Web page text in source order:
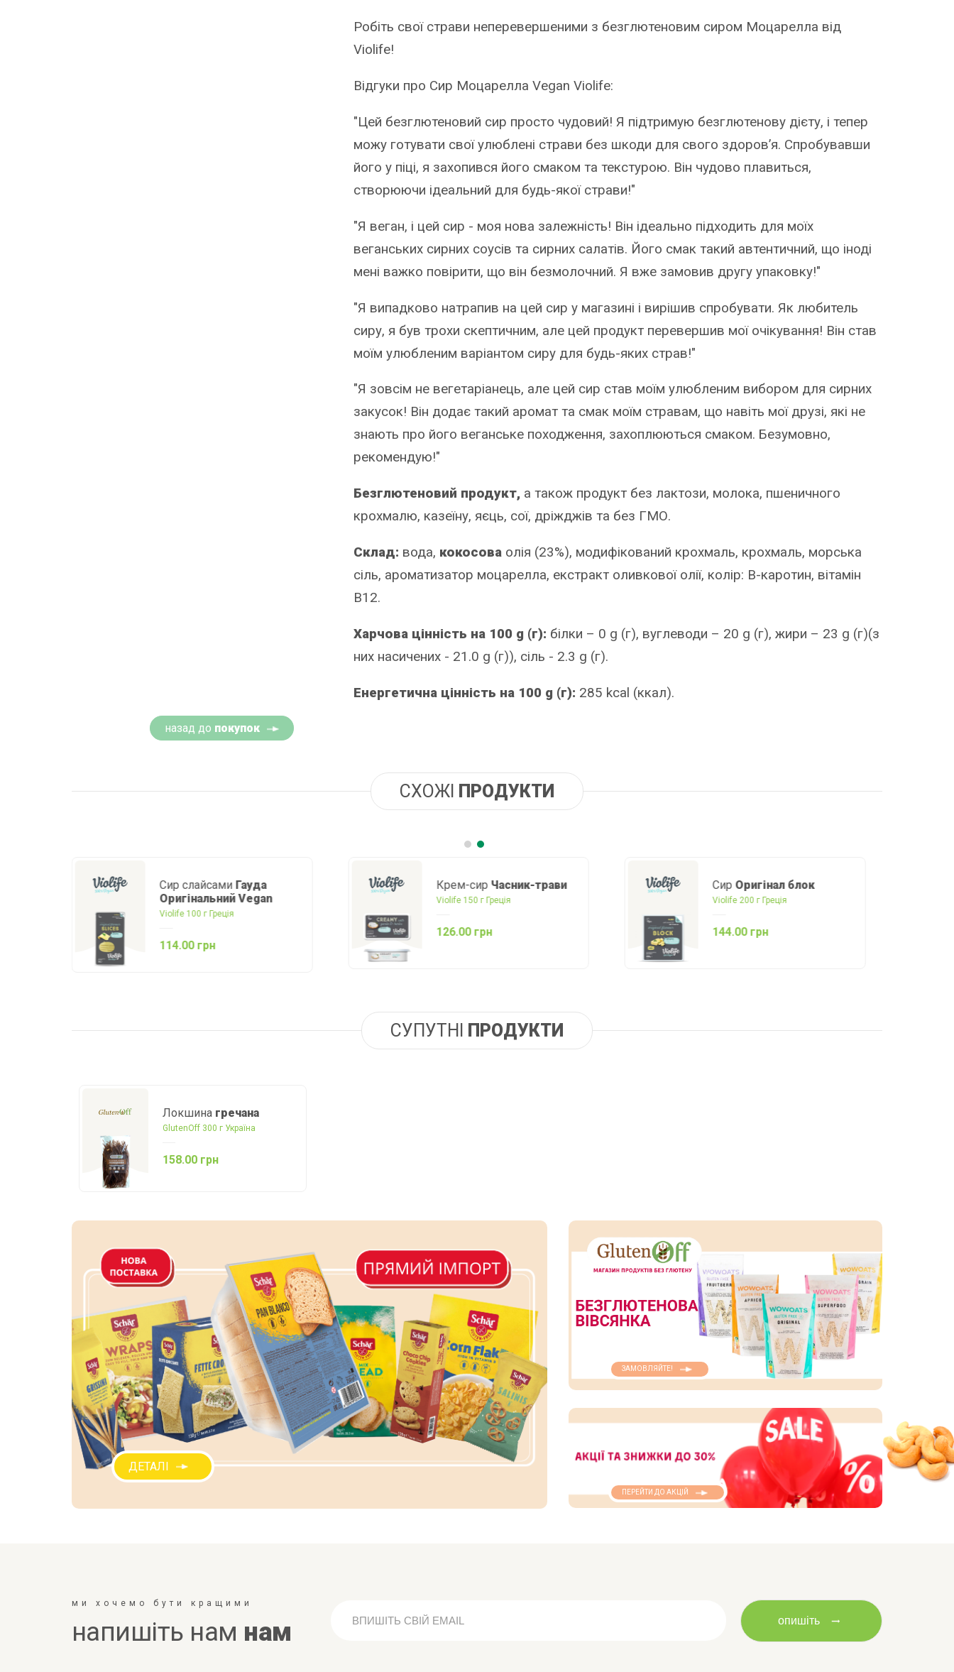
назад до покупок
Робіть свої страви неперевершеними з безглютеновим сиром Моцарелла від
Violife!
Відгуки про Сир Моцарелла Vegan Violife:
"Цей безглютеновий сир просто чудовий! Я підтримую безглютенову дієту, і тепер
можу готувати свої улюблені страви без шкоди для свого здоров’я. Спробувавши
його у піці, я захопився його смаком та текстурою. Він чудово плавиться,
створюючи ідеальний для будь-якої страви!"
"Я веган, і цей сир - моя нова залежність! Він ідеально підходить для моїх
веганських сирних соусів та сирних салатів. Його смак такий автентичний, що іноді
мені важко повірити, що він безмолочний. Я вже замовив другу упаковку!"
"Я випадково натрапив на цей сир у магазині і вирішив спробувати. Як любитель
сиру, я був трохи скептичним, але цей продукт перевершив мої очікування! Він став
моїм улюбленим варіантом сиру для будь-яких страв!"
"Я зовсім не вегетаріанець, але цей сир став моїм улюбленим вибором для сирних
закусок! Він додає такий аромат та смак моїм стравам, що навіть мої друзі, які не
знають про його веганське походження, захоплюються смаком. Безумовно,
рекомендую!"
Безглютеновий продукт, а також продукт без лактози, молока, пшеничного
крохмалю, казеїну, яєць, сої, дріжджів та без ГМО.
Склад: вода, кокосова олія (23%), модифікований крохмаль, крохмаль, морська
сіль, ароматизатор моцарелла, екстракт оливкової олії, колір: B-каротин, вітамін
B12.
Харчова цінність на 100 g (г): білки – 0 g (г), вуглеводи – 20 g (г), жири – 23 g (г)(з
них насичених - 21.0 g (г)), сіль - 2.3 g (г).
Енергетична цінність на 100 g (г): 285 kcal (ккал).
СХОЖІ ПРОДУКТИ
Крем-сирЧасник-трави
Violife 150 г Греція
СирОригінал блок
Violife 200 г Греція
144.00 грн
Масло вершковебез
лактози 73%
СУПУТНІ ПРОДУКТИ
Локшина гречана
GlutenOff 300 г Україна
158.00 грн
ДЕТАЛІ
ЗАМОВЛЯЙТЕ!
ПЕРЕЙТИ ДО АКЦІЙ
ми хочемо бути кращими
напишіть нам нам опишіть